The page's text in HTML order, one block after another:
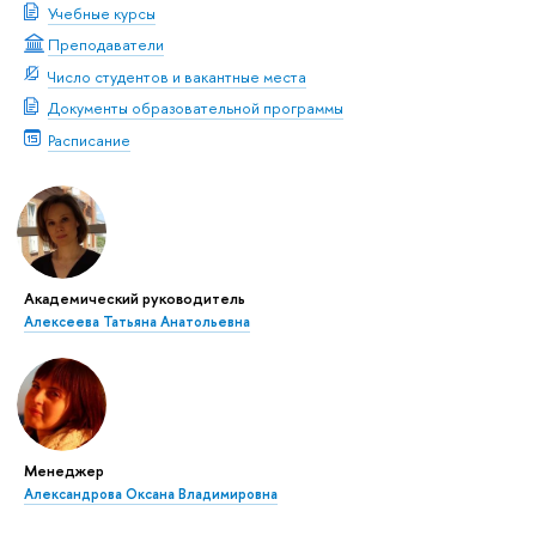
Учебные курсы
Преподаватели
Число студентов и вакантные места
Документы образовательной программы
Расписание
Академический руководитель
Алексеева Татьяна Анатольевна
Менеджер
Александрова Оксана Владимировна